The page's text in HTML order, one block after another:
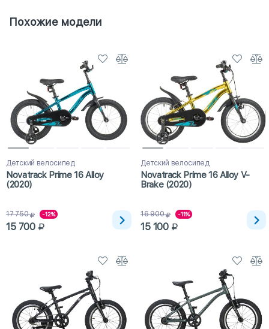
Похожие модели
Детский велосипед
Novatrack Prime 16 Alloy
(2020)
17 750 -12%
15 700
Детский велосипед
Novatrack Prime 16 Alloy V-
Brake (2020)
16 900 -11%
15 100